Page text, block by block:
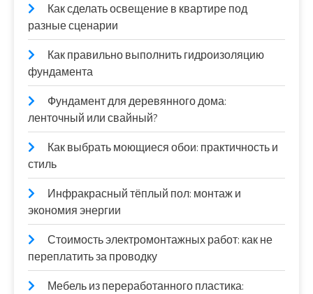
Как сделать освещение в квартире под
разные сценарии
Как правильно выполнить гидроизоляцию
фундамента
Фундамент для деревянного дома:
ленточный или свайный?
Как выбрать моющиеся обои: практичность и
стиль
Инфракрасный тёплый пол: монтаж и
экономия энергии
Стоимость электромонтажных работ: как не
переплатить за проводку
Мебель из переработанного пластика: